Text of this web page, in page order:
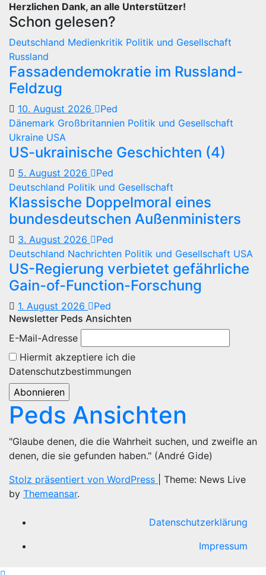
Herzlichen Dank, an alle Unterstützer!
Schon gelesen?
Deutschland Medienkritik Politik und Gesellschaft
Russland
Fassadendemokratie im Russland-
Feldzug
10. August 2026
Ped
Dänemark Großbritannien Politik und Gesellschaft
Ukraine USA
US-ukrainische Geschichten (4)
5. August 2026
Ped
Deutschland Politik und Gesellschaft
Klassische Doppelmoral eines
bundesdeutschen Außenministers
3. August 2026
Ped
Deutschland Nachrichten Politik und Gesellschaft USA
US-Regierung verbietet gefährliche
Gain-of-Function-Forschung
1. August 2026
Ped
Newsletter Peds Ansichten
E-Mail-Adresse
Hiermit akzeptiere ich die
Datenschutzbestimmungen
Peds Ansichten
"Glaube denen, die die Wahrheit suchen, und zweifle an
denen, die sie gefunden haben." (André Gide)
Stolz präsentiert von WordPress
Theme: News Live
by Themeansar.
Datenschutzerklärung
Impressum